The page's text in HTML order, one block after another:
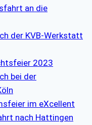
an die
der KVB-Werkstatt
2023
bei der
im eXcellent
nach Hattingen